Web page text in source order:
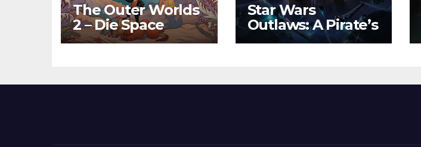
The Outer Worlds
2 – Die Space
Odyssey geht
Star Wars
Outlaws: A Pirate’s
Fortune